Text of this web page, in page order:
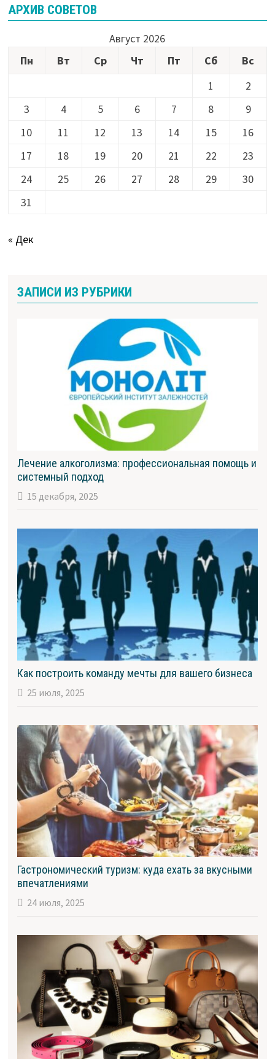
АРХИВ СОВЕТОВ
Август 2026
Пн
Вт Ср Чт Пт Сб
Вс
1
2
3
4 5 6 7 8
9
10
11 12 13 14 15
16
17
18 19 20 21 22
23
24
25 26 27 28 29
30
31
« Дек
ЗАПИСИ ИЗ РУБРИКИ
Лечение алкоголизма: профессиональная помощь и
системный подход
15 декабря, 2025
Как построить команду мечты для вашего бизнеса
25 июля, 2025
Гастрономический туризм: куда ехать за вкусными
впечатлениями
24 июля, 2025